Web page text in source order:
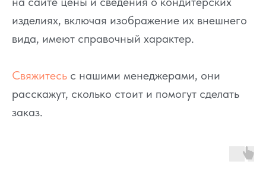
изделиях, включая изображение их внешнего
вида, имеют справочный характер.
Свяжитесь с нашими менеджерами, они
расскажут, сколько стоит и помогут сделать
заказ.